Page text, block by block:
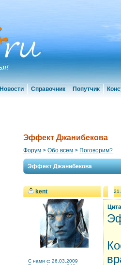
Новости Справочник Попутчик
Эффект Джанибекова
Форум > Обо всем > Поговорим?
Эффект Джанибекова
kent
C нами с: 26.03.2009